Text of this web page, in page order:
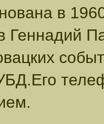
в
Геннадий